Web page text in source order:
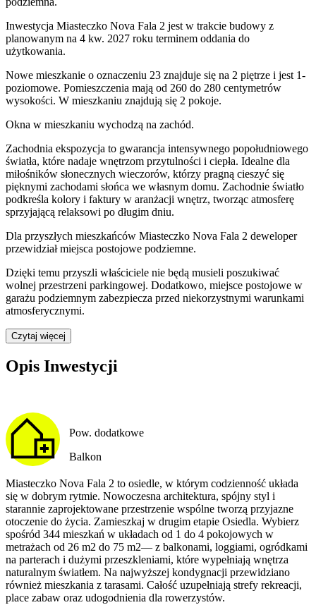
Inwestycja Miasteczko Nova Fala 2 jest w trakcie budowy z
planowanym na 4 kw. 2027 roku terminem oddania do
użytkowania.
Nowe mieszkanie o oznaczeniu 23 znajduje się na 2 piętrze i jest 1-
poziomowe. Pomieszczenia mają od 260 do 280 centymetrów
wysokości. W mieszkaniu znajdują się 2 pokoje.
Okna w mieszkaniu wychodzą na zachód.
Zachodnia ekspozycja to gwarancja intensywnego popołudniowego
światła, które nadaje wnętrzom przytulności i ciepła. Idealne dla
miłośników słonecznych wieczorów, którzy pragną cieszyć się
pięknymi zachodami słońca we własnym domu. Zachodnie światło
podkreśla kolory i faktury w aranżacji wnętrz, tworząc atmosferę
sprzyjającą relaksowi po długim dniu.
Dla przyszłych mieszkańców Miasteczko Nova Fala 2 deweloper
przewidziałmiejsca postojowe podziemne.
Dzięki temu przyszli właściciele nie będą musieli poszukiwać
wolnej przestrzeni parkingowej. Dodatkowo, miejsce postojowe w
garażu podziemnym zabezpiecza przed niekorzystnymi warunkami
atmosferycznymi.
Czytaj więcej
Opis Inwestycji
Pow. dodatkowe
Balkon
Miasteczko Nova Fala 2 to osiedle, w którym codzienność układa
się w dobrym rytmie. Nowoczesna architektura, spójny styl i
starannie zaprojektowane przestrzenie wspólne tworzą przyjazne
otoczenie do życia. Zamieszkaj w drugim etapie Osiedla. Wybierz
spośród 344 mieszkań w układach od 1 do 4 pokojowych w
metrażach od 26 m2 do 75 m2— z balkonami, loggiami, ogródkami
na parterach i dużymi przeszkleniami, które wypełniają wnętrza
naturalnym światłem. Na najwyższej kondygnacji przewidziano
również mieszkania z tarasami. Całość uzupełniają strefy rekreacji,
place zabaw oraz udogodnienia dla rowerzystów.